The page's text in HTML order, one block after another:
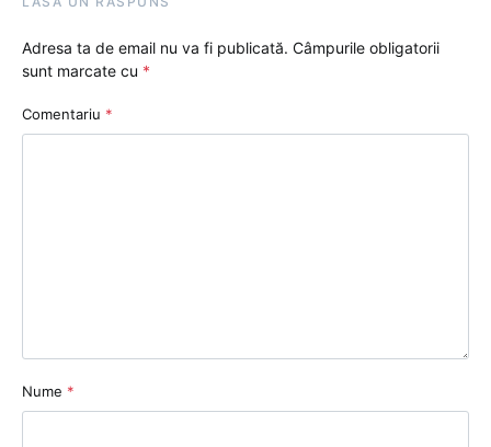
Adresa ta de email nu va fi publicată. Câmpurile obligatorii
sunt marcate cu *
Comentariu *
Nume *